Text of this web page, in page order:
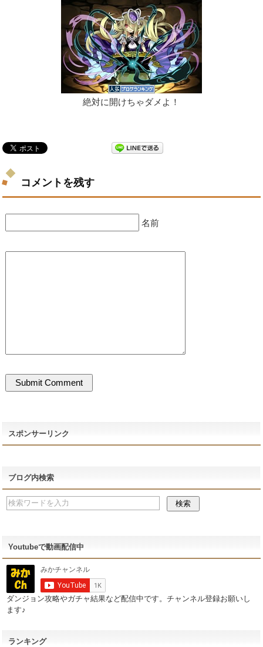
絶対に開けちゃダメよ！
コメントを残す
名前
スポンサーリンク
ブログ内検索
Youtubeで動画配信中
ダンジョン攻略やガチャ結果など配信中です。チャンネル登録お願いし
ます♪
ランキング